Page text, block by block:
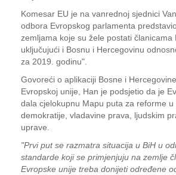
Komesar EU je na vanrednoj sjednici
odbora Evropskog parlamenta
zemljama koje su žele postati članicama
uključujući i Bosnu i Hercegovinu
za 2019. godinu".
Govoreći o aplikaciji Bosne i
Evropskoj unije, Han je podsjetio da je
dala cjelokupnu Mapu puta za reforme u
demokratije, vladavine prava, ljudskim
uprave.
"Prvi put se razmatra situacija u BiH u
standarde koji se primjenjuju na zemlje
Evropske unije treba donijeti određene